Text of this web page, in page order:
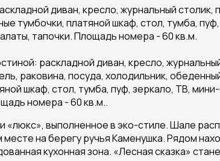
диван, кресло, журнальный
тумбочки, платяной шкаф, стол, тумба,
тапочки. Площадь номера - 60 кв.м.
раскладной диван, кресло,
раковина, посуда, холодильник,
шкаф, стол, тумба, пуф, зеркало, ТВ,
номера - 60 кв.м..
«люкс», выполненное в эко-стиле. Шале
на берегу ручья Каменушка. Рядом
кухонная зона. «Лесная сказка»